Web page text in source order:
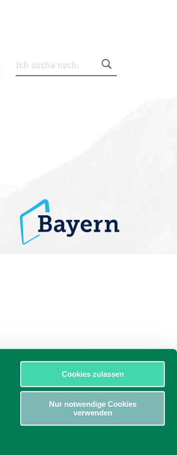
Cookies zulassen
Nur notwendige Cookies
verwenden